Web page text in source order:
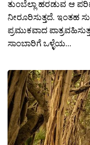
ತುಂಬೆಲ್ಲಾ ಹರಡುವ ಆ
ನೀರೂರಿಸುತ್ತದೆ. ಇಂತಹ
ಪ್ರಮುಕವಾದ
ಸಾಂಬಾರಿಗೆ ಒಳ್ಳೆಯ...